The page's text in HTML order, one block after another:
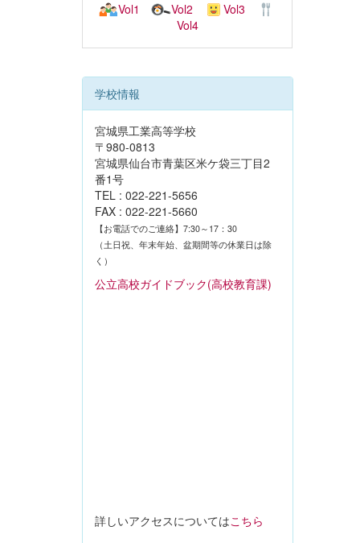
Vol1
Vol2
Vol3
Vol4
学校情報
宮城県工業高等学校
〒980-0813
宮城県仙台市青葉区米ケ袋三丁目2
番1号
TEL : 022-221-5656
FAX : 022-221-5660
【お電話でのご連絡】7:30～17：30
（土日祝、年末年始、盆期間等の休業日は除
く）
公立高校ガイドブック(高校教育課)
詳しいアクセスについてはこちら